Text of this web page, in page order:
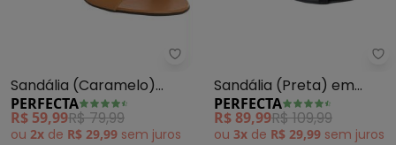
Perfecta - Sandália
Sandália (Caramelo)
Minimalista Salto
Quadrado
PERFECTA
R$ 59,99R$ 79,99
ou 2x de R$ 29,99 sem juros
Sandália (Preta) em
Camurça com Verniz
PERFECTA
R$ 89,99R$ 109,99
ou 3x de R$ 29,99 sem juros